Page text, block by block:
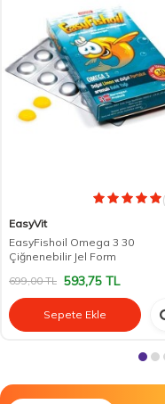
EasyVit
EasyFishoil Omega 3 30
Çiğnenebilir Jel Form
699,00TL 593,75 TL
Sepete Ekle